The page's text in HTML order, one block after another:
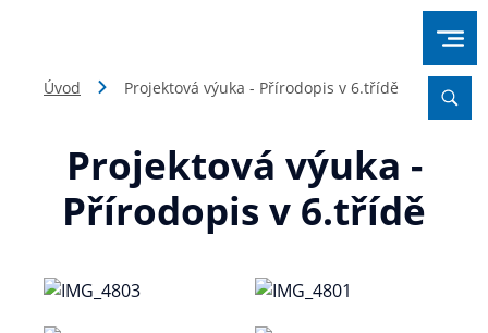
Úvod Projektová výuka - Přírodopis v 6.třídě
Projektová výuka -
Přírodopis v 6.třídě